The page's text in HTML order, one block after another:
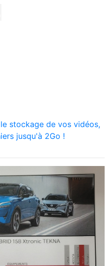
stockage de vos vidéos,
jusqu'à 2Go !